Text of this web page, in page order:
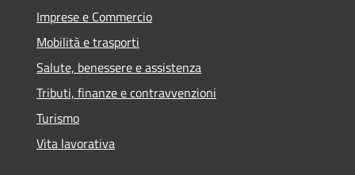
Imprese e Commercio
Mobilità e trasporti
Salute, benessere e assistenza
Tributi, finanze e contravvenzioni
Turismo
Vita lavorativa